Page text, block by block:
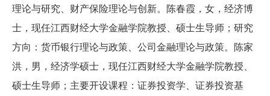
理论与研究、财产保险理论与创新。陈春霞，女，经济博
士，现任江西财经大学金融学院教授、硕士生导师；研究
方向：货币银行理论与政策、公司金融理论与政策。陈家
洪，男，经济学硕士，现任江西财经大学金融学院教授、
硕士生导师；主要开设课程：证券投资学、证券投资基